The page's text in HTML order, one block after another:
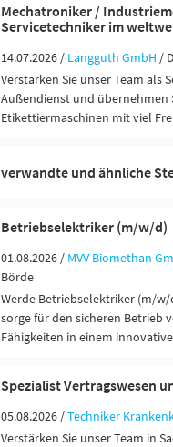
Mechatroniker /
Servicetechniker im
14.07.2026 / Langguth GmbH /
Verstärken Sie unser Team
Außendienst und übernehmen
Etikettiermaschinen mit viel
verwandte und ähnliche
Betriebselektriker (m/w/d)
01.08.2026 / MVV Biomethan
Börde
Werde Betriebselektriker (m/
sorge für den sicheren Betrieb
Fähigkeiten in einem
Spezialist Vertragswesen
05.08.2026 /Techniker
Verstärken Sie unser Team in